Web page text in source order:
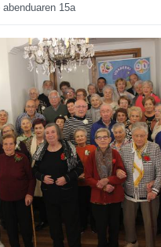
abenduaren 15a